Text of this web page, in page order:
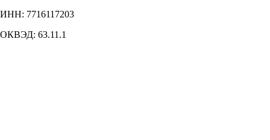
ИНН: 7716117203
ОКВЭД: 63.11.1